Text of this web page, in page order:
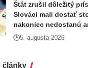
Štát zrušil dôležitý
Slováci mali dostať
nakoniec nedostanú
5. augusta 2026
články